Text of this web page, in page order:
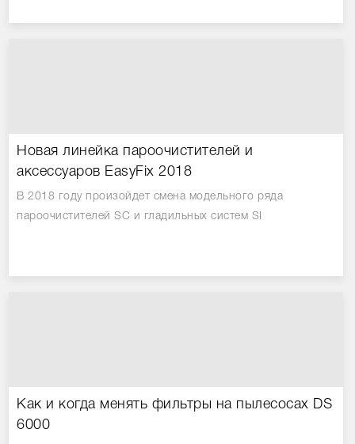
Новая линейка пароочистителей и
аксессуаров EasyFix 2018
В 2018 году произойдет смена модельного ряда
пароочистителей SC и гладильных систем SI
Как и когда менять фильтры на пылесосах DS
6000